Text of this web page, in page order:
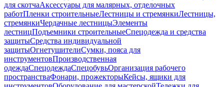
для скотчаАксессуары для малярных, отделочных
работПленки строительныеЛестницы и стремянкиЛестницы,
стремянкиЧердачные лестницыЭлементы
лестницПодъемники строительныеСпецодежда и средства
защитыСредства индивидуальной
защитыОгнетушителиСумки, пояса для
инструментовПроизводственная
одеждаСпецодеждаСпецобувьОрганизация рабочего
пространстваФонари, прожекторыКейсы, ящики для